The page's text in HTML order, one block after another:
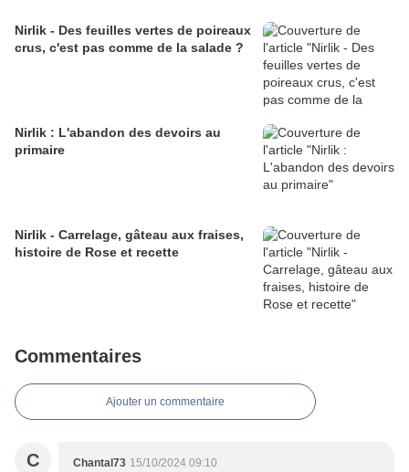
Nirlik - Des feuilles vertes de poireaux
crus, c'est pas comme de la salade ?
Nirlik : L'abandon des devoirs au
primaire
Nirlik - Carrelage, gâteau aux fraises,
histoire de Rose et recette
Commentaires
Ajouter un commentaire
C Chantal73 15/10/2024 09:10